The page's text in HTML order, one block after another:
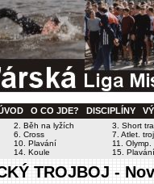
O CO JDE? DISCIPLÍNY
2. Běh na lyžích
3. Short
6. Cross
7. Atlet.
10. Plavání
11. Olymp.
14. Koule 15.
TROJBOJ -